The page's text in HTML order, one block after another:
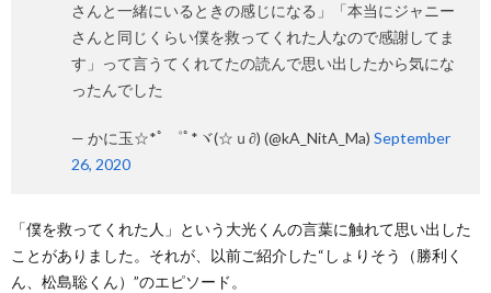
さんと一緒にいるときの感じになる」「本当にジャニー
さんと同じくらい僕を救ってくれた人なので感謝してま
す」って言うてくれてたの読んで思い出したから気にな
ったんでした
— かに玉☆*ﾟ ゜ﾟ*ヾ(☆ｕ∂) (@kA_NitA_Ma) September
26, 2020
「僕を救ってくれた人」という大光くんの言葉に触れて思い出した
ことがありました。それが、以前ご紹介した“しょりそう（勝利く
ん、松島聡くん）”のエピソード。